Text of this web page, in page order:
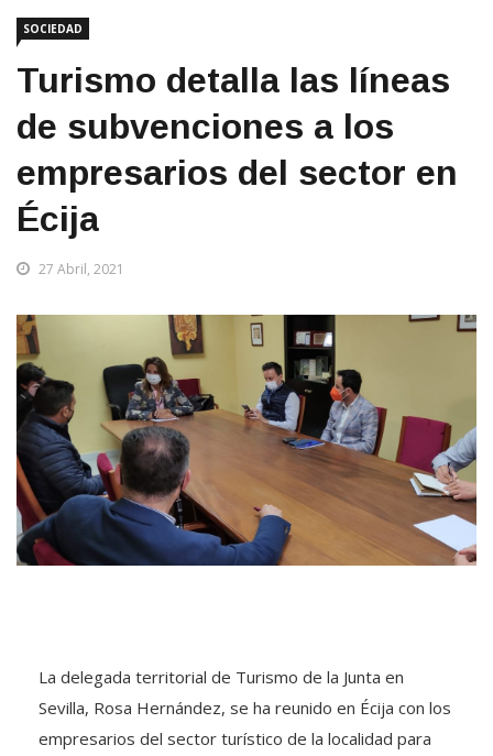
SOCIEDAD
Turismo detalla las líneas
de subvenciones a los
empresarios del sector en
Écija
27 Abril, 2021
La delegada territorial de Turismo de la Junta en
Sevilla, Rosa Hernández, se ha reunido en Écija con los
empresarios del sector turístico de la localidad para